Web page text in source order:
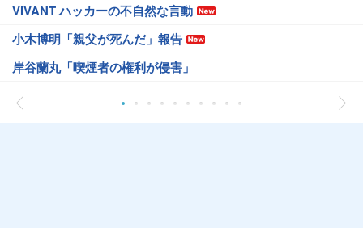
VIVANT ハッカーの不自然な言動
小木博明「親父が死んだ」報告
岸谷蘭丸「喫煙者の権利が侵害」